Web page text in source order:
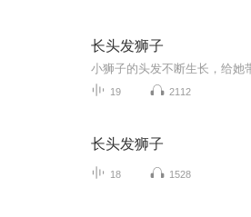
长头发狮子
19 2112
长头发狮子
18 1528